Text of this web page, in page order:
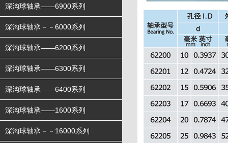
深沟球轴承——6900系列
深沟球轴承－－6000系列
深沟球轴承——6200系列
深沟球轴承——6300系列
深沟球轴承——6400系列
深沟球轴承——1600系列
深沟球轴承－－16000系列